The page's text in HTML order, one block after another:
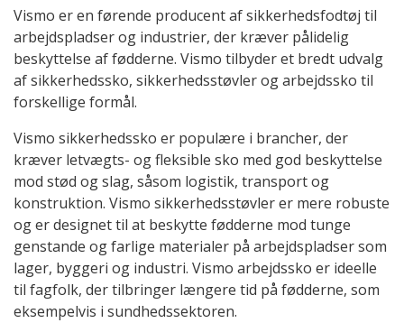
Vismo er en førende producent af sikkerhedsfodtøj til
arbejdspladser og industrier, der kræver pålidelig
beskyttelse af fødderne. Vismo tilbyder et bredt udvalg
af sikkerhedssko, sikkerhedsstøvler og arbejdssko til
forskellige formål.
Vismo sikkerhedssko er populære i brancher, der
kræver letvægts- og fleksible sko med god beskyttelse
mod stød og slag, såsom logistik, transport og
konstruktion. Vismo sikkerhedsstøvler er mere robuste
og er designet til at beskytte fødderne mod tunge
genstande og farlige materialer på arbejdspladser som
lager, byggeri og industri. Vismo arbejdssko er ideelle
til fagfolk, der tilbringer længere tid på fødderne, som
eksempelvis i sundhedssektoren.